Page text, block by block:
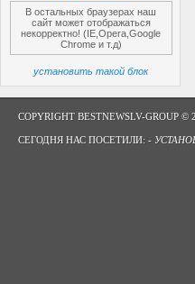
В остальных браузерах наш
сайт может отображаться
некорректно! (IE,Opera,Google
Chrome и т.д)
установить такой блок
COPYRIGHT BESTNEWSLV-GROUP ©
СЕГОДНЯ НАС ПОСЕТИЛИ: -